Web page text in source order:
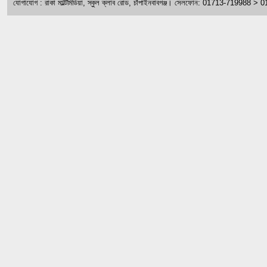
যোগাযোগ : রাকা মাল্টিমিডিয়া, স্কুল ক্লাব রোড, চাঁপাইনবাবগঞ্জ। সেলফোন: 01713-